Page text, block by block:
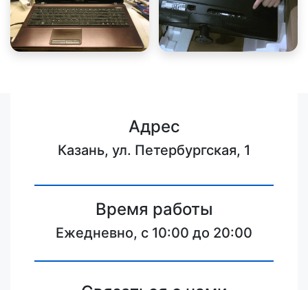
Адрес
Казань, ул. Петербургская, 1
Время работы
Ежедневно, с 10:00 до 20:00